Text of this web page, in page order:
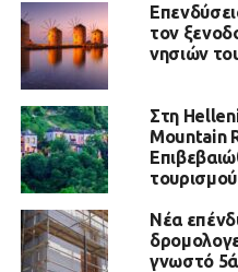
τον
νησιών
Στη
Mountain
Νέα
γνωστό